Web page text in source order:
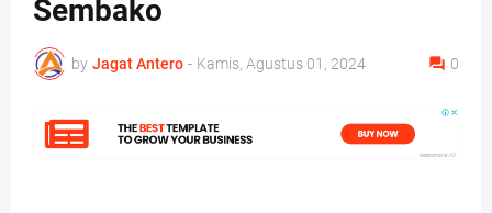
Sembako
by Jagat Antero - Kamis, Agustus 01, 2024 0